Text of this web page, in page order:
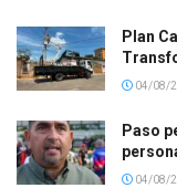
Plan
04/08/
Paso
04/08/